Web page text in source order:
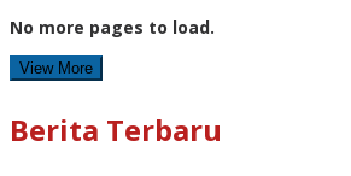
No more pages to load.
View More
Berita Terbaru